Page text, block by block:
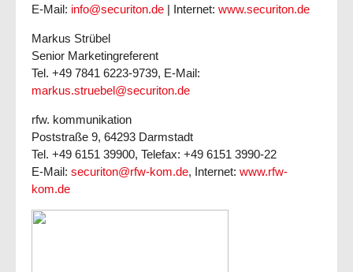
E-Mail: info@securiton.de | Internet: www.securiton.de
Markus Strübel
Senior Marketingreferent
Tel. +49 7841 6223-9739, E-Mail:
markus.struebel@securiton.de
rfw. kommunikation
Poststraße 9, 64293 Darmstadt
Tel. +49 6151 39900, Telefax: +49 6151 3990-22
E-Mail: securiton@rfw-kom.de, Internet: www.rfw-
kom.de